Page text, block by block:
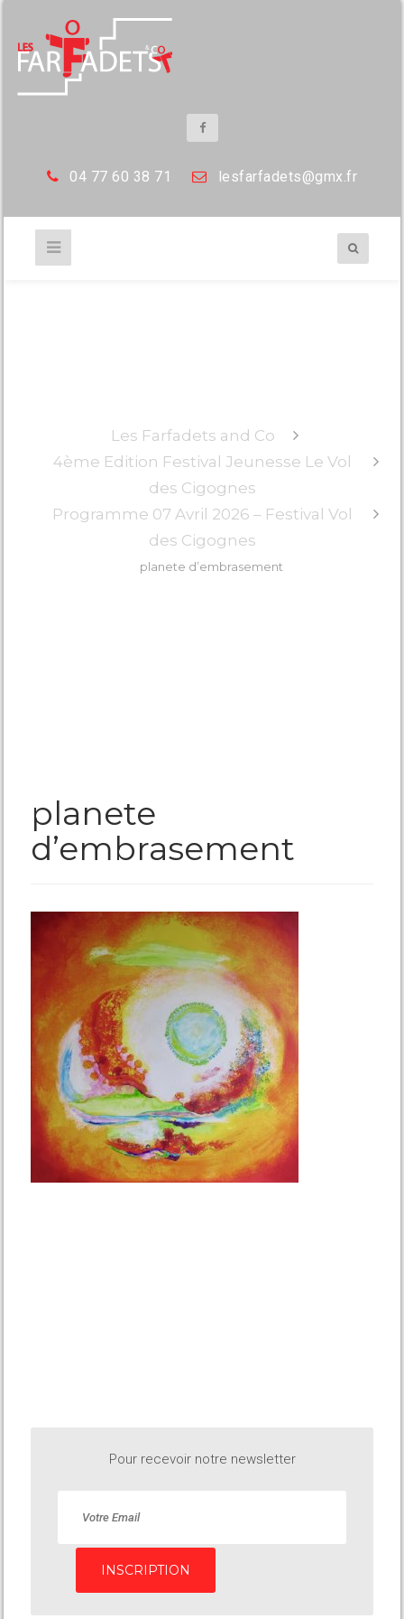
04 77 60 38 71 lesfarfadets@gmx.fr
Les Farfadets and Co
4ème Edition Festival Jeunesse Le Vol
des Cigognes
Programme 07 Avril 2026 – Festival Vol
des Cigognes
planete d’embrasement
planete
d’embrasement
Pour recevoir notre newsletter
INSCRIPTION